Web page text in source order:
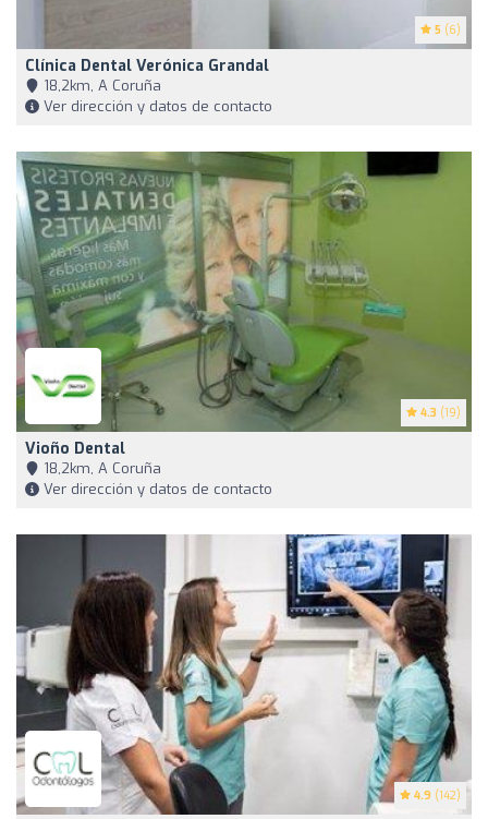
5 (6)
Clínica Dental Verónica Grandal
18,2km, A Coruña
Ver dirección y datos de contacto
4.3 (19)
Vioño Dental
18,2km, A Coruña
Ver dirección y datos de contacto
4.9 (142)